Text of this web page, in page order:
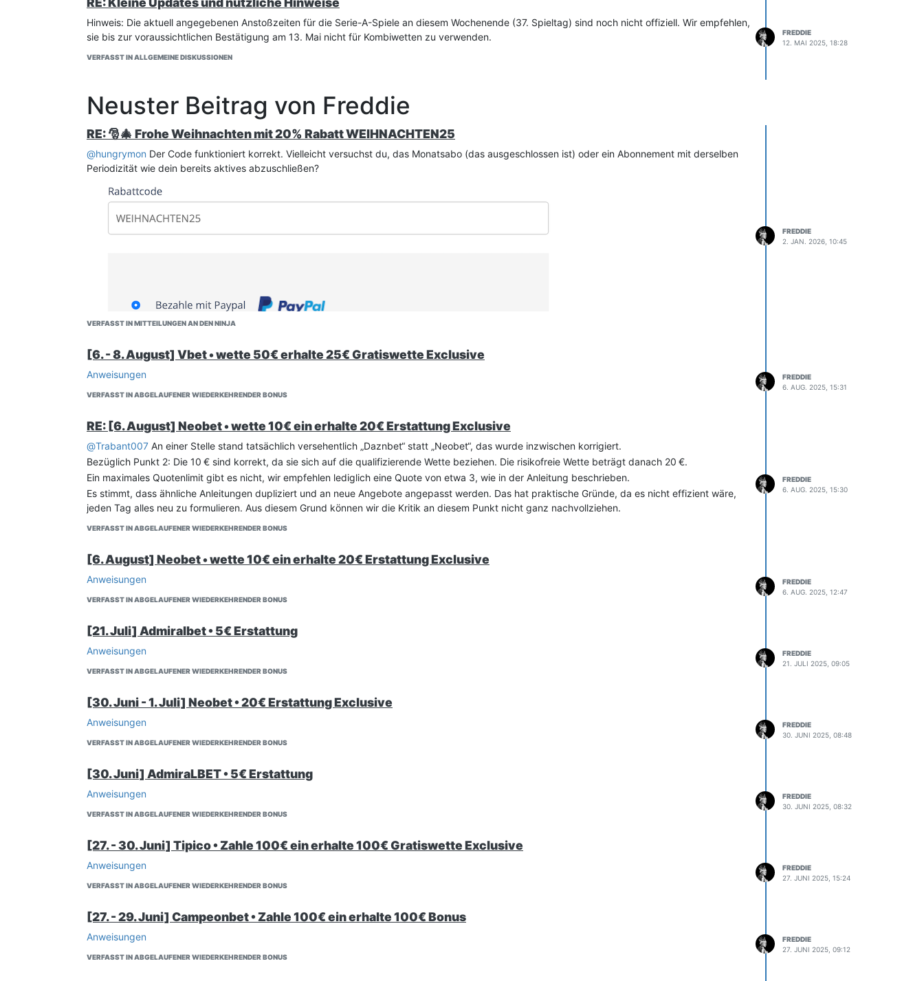
Hinweis: Die aktuell angegebenen Anstoßzeiten für die Serie-A-Spiele an diesem Wochenende (37. Spieltag) sind noch nicht offiziell. Wir empfehlen,
sie bis zur voraussichtlichen Bestätigung am 13. Mai nicht für Kombiwetten zu verwenden.
VERFASST IN ALLGEMEINE DISKUSSIONEN
FREDDIE
12. MAI 2025, 18:28
Neuster Beitrag von Freddie
RE: 🎅🎄 Frohe Weihnachten mit 20% Rabatt WEIHNACHTEN25
@hungrymon Der Code funktioniert korrekt. Vielleicht versuchst du, das Monatsabo (das ausgeschlossen ist) oder ein Abonnement mit derselben
Periodizität wie dein bereits aktives abzuschließen?
VERFASST IN MITTEILUNGEN AN DEN NINJA
FREDDIE
2. JAN. 2026, 10:45
[6. - 8. August] Vbet • wette 50€ erhalte 25€ Gratiswette Exclusive
Anweisungen
VERFASST IN ABGELAUFENER WIEDERKEHRENDER BONUS
FREDDIE
6. AUG. 2025, 15:31
RE: [6. August] Neobet • wette 10€ ein erhalte 20€ Erstattung Exclusive
@Trabant007 An einer Stelle stand tatsächlich versehentlich „Daznbet“ statt „Neobet“, das wurde inzwischen korrigiert.
Bezüglich Punkt 2: Die 10 € sind korrekt, da sie sich auf die qualifizierende Wette beziehen. Die risikofreie Wette beträgt danach 20 €.
Ein maximales Quotenlimit gibt es nicht, wir empfehlen lediglich eine Quote von etwa 3, wie in der Anleitung beschrieben.
Es stimmt, dass ähnliche Anleitungen dupliziert und an neue Angebote angepasst werden. Das hat praktische Gründe, da es nicht effizient wäre,
jeden Tag alles neu zu formulieren. Aus diesem Grund können wir die Kritik an diesem Punkt nicht ganz nachvollziehen.
VERFASST IN ABGELAUFENER WIEDERKEHRENDER BONUS
FREDDIE
6. AUG. 2025, 15:30
[6. August] Neobet • wette 10€ ein erhalte 20€ Erstattung Exclusive
Anweisungen
VERFASST IN ABGELAUFENER WIEDERKEHRENDER BONUS
FREDDIE
6. AUG. 2025, 12:47
[21. Juli] Admiralbet • 5€ Erstattung
Anweisungen
VERFASST IN ABGELAUFENER WIEDERKEHRENDER BONUS
FREDDIE
21. JULI 2025, 09:05
[30. Juni - 1. Juli] Neobet • 20€ Erstattung Exclusive
Anweisungen
VERFASST IN ABGELAUFENER WIEDERKEHRENDER BONUS
FREDDIE
30. JUNI 2025, 08:48
[30. Juni] AdmiraLBET • 5€ Erstattung
Anweisungen
VERFASST IN ABGELAUFENER WIEDERKEHRENDER BONUS
FREDDIE
30. JUNI 2025, 08:32
[27. - 30. Juni] Tipico • Zahle 100€ ein erhalte 100€ Gratiswette Exclusive
Anweisungen
VERFASST IN ABGELAUFENER WIEDERKEHRENDER BONUS
FREDDIE
27. JUNI 2025, 15:24
[27. - 29. Juni] Campeonbet • Zahle 100€ ein erhalte 100€ Bonus
Anweisungen
VERFASST IN ABGELAUFENER WIEDERKEHRENDER BONUS
FREDDIE
27. JUNI 2025, 09:12